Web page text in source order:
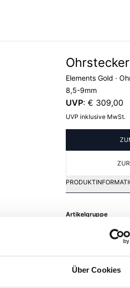
Über Cookies
Elements Gold ·
8,5-9mm
UVP: € 309,00
UVP inklusive MwSt.
Artikelgruppe
EAN